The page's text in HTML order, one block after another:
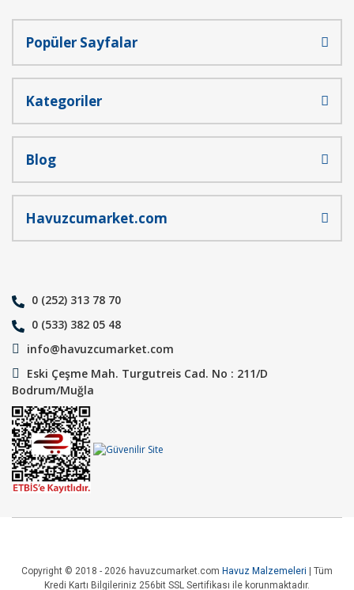
Popüler Sayfalar
Kategoriler
Blog
Havuzcumarket.com
0 (252) 313 78 70
0 (533) 382 05 48
info@havuzcumarket.com
Eski Çeşme Mah. Turgutreis Cad. No : 211/D
Bodrum/Muğla
Copyright © 2018 - 2026 havuzcumarket.com Havuz Malzemeleri | Tüm
Kredi Kartı Bilgileriniz 256bit SSL Sertifikası ile korunmaktadır.